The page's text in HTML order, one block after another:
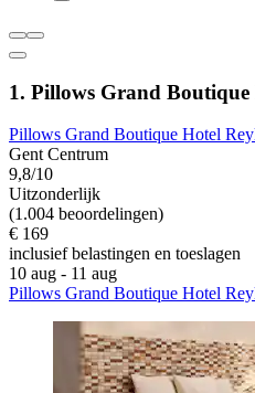
1. Pillows Grand
Pillows Grand Boutique Hotel
Gent Centrum
9,8/10
Uitzonderlijk
(1.004 beoordelingen)
€ 169
inclusief belastingen en toeslagen
10 aug - 11 aug
Pillows Grand Boutique Hotel